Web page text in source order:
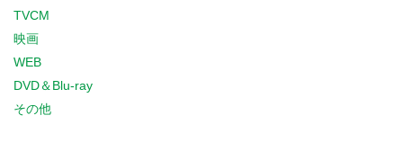
TVCM
映画
WEB
DVD＆Blu-ray
その他